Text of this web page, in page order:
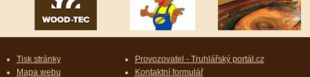
Tisk stránky
Mapa webu
Provozovatel - Truhlářský portál.cz
Kontaktní formulář